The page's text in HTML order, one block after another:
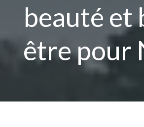
beauté et
être pour